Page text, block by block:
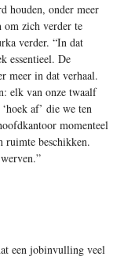
houden, onder meer
om zich verder te
verder. “In dat
essentieel. De
meer in dat verhaal.
elk van onze twaalf
af’ die we ten
momenteel
ruimte beschikken.
een jobinvulling veel